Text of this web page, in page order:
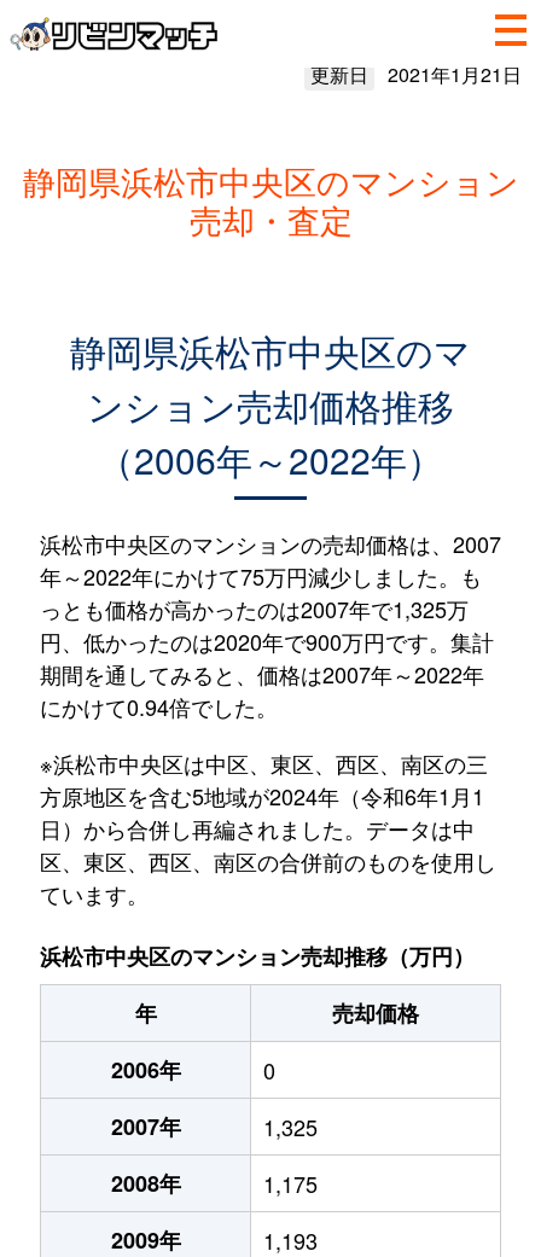
更新日 2021年1月21日
静岡県浜松市中央区のマンション
売却・査定
静岡県浜松市中央区のマ
ンション売却価格推移
（2006年～2022年）
浜松市中央区のマンションの売却価格は、2007
年～2022年にかけて75万円減少しました。も
っとも価格が高かったのは2007年で1,325万
円、低かったのは2020年で900万円です。集計
期間を通してみると、価格は2007年～2022年
にかけて0.94倍でした。
※浜松市中央区は中区、東区、西区、南区の三
方原地区を含む5地域が2024年（令和6年1月1
日）から合併し再編されました。データは中
区、東区、西区、南区の合併前のものを使用し
ています。
浜松市中央区のマンション売却推移（万円）
年
売却価格
2006年
0
2007年
1,325
2008年
1,175
2009年
1,193